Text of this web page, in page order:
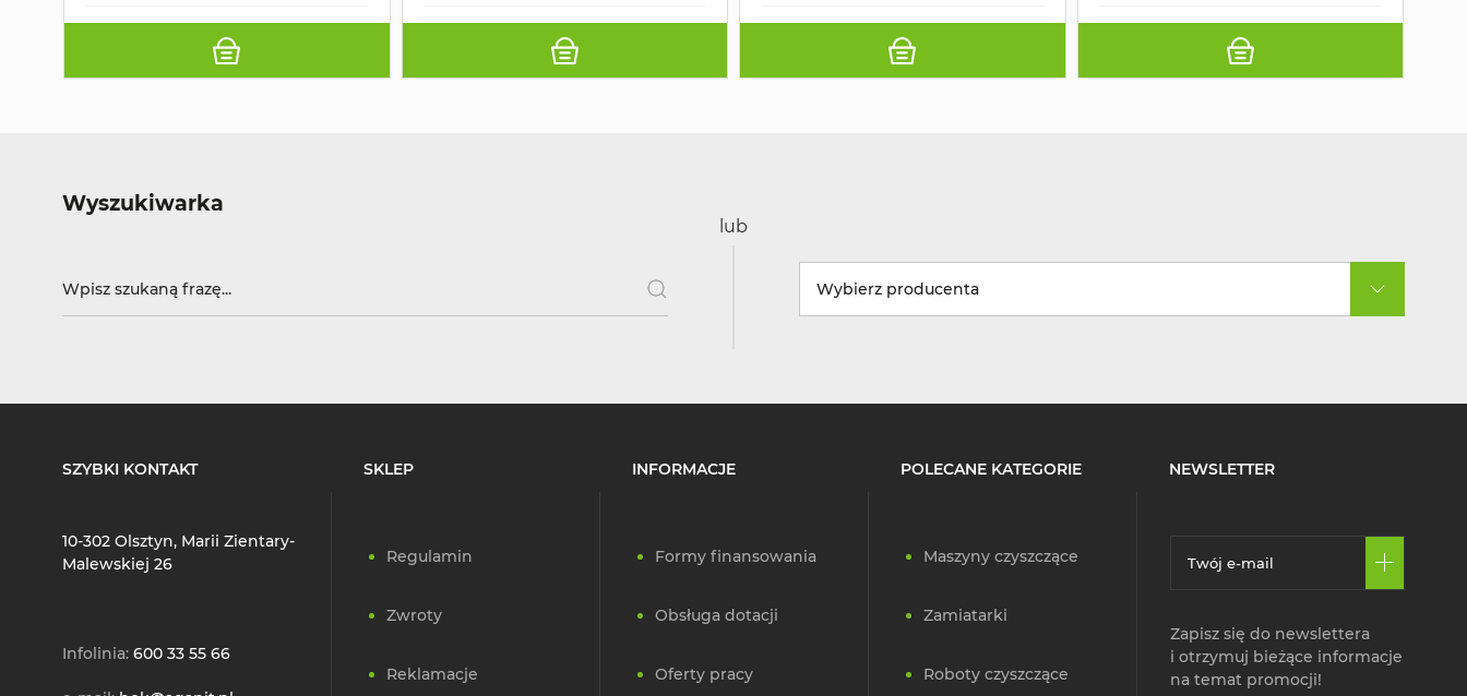
Wyszukiwarka
lub
Wybierz producenta
SZYBKI KONTAKT
10-302 Olsztyn, Marii Zientary-
Malewskiej 26
Infolinia: 600 33 55 66
SKLEP
Regulamin
Zwroty
Reklamacje
INFORMACJE
Formy finansowania
Obsługa dotacji
Oferty pracy
POLECANE KATEGORIE
Maszyny czyszczące
Zamiatarki
Roboty czyszczące
NEWSLETTER
Zapisz się do newslettera
i otrzymuj bieżące informacje
na temat promocji!